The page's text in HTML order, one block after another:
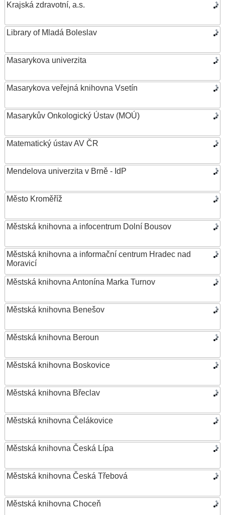
Krajská zdravotní, a.s.
Library of Mladá Boleslav
Masarykova univerzita
Masarykova veřejná knihovna Vsetín
Masarykův Onkologický Ústav (MOÚ)
Matematický ústav AV ČR
Mendelova univerzita v Brně - IdP
Město Kroměříž
Městská knihovna a infocentrum Dolní Bousov
Městská knihovna a informační centrum Hradec nad
Moravicí
Městská knihovna Antonína Marka Turnov
Městská knihovna Benešov
Městská knihovna Beroun
Městská knihovna Boskovice
Městská knihovna Břeclav
Městská knihovna Čelákovice
Městská knihovna Česká Lípa
Městská knihovna Česká Třebová
Městská knihovna Choceň